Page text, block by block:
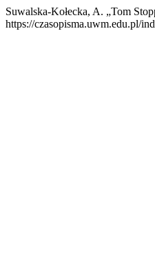
Suwalska-Kołecka, A. „Tom
https://czasopisma.uwm.edu.pl/